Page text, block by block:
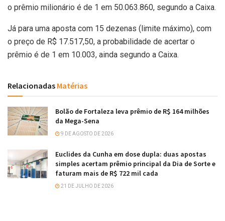
o prêmio milionário é de 1 em 50.063.860, segundo a Caixa.
Já para uma aposta com 15 dezenas (limite máximo), com
o preço de R$ 17.517,50, a probabilidade de acertar o
prêmio é de 1 em 10.003, ainda segundo a Caixa.
Relacionadas Matérias
Bolão de Fortaleza leva prêmio de R$ 164 milhões
da Mega-Sena
9 DE AGOSTO DE 2026
Euclides da Cunha em dose dupla: duas apostas
simples acertam prêmio principal da Dia de Sorte e
faturam mais de R$ 722 mil cada
21 DE JULHO DE 2026